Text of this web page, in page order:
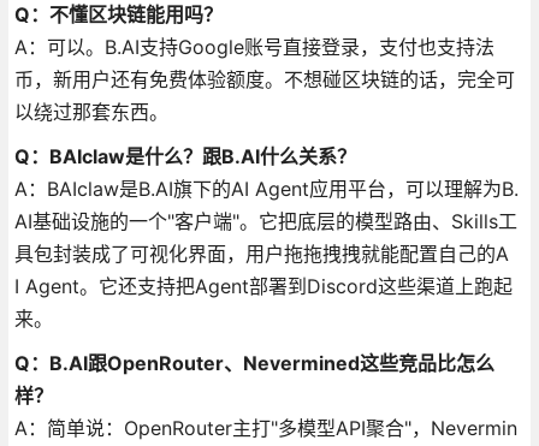
Q：不懂区块链能用吗？
A：可以。B.AI支持Google账号直接登录，支付也支持法
币，新用户还有免费体验额度。不想碰区块链的话，完全可
以绕过那套东西。
Q：BAIclaw是什么？跟B.AI什么关系？
A：BAIclaw是B.AI旗下的AI Agent应用平台，可以理解为B.
AI基础设施的一个"客户端"。它把底层的模型路由、Skills工
具包封装成了可视化界面，用户拖拖拽拽就能配置自己的A
I Agent。它还支持把Agent部署到Discord这些渠道上跑起
来。
Q：B.AI跟OpenRouter、Nevermined这些竞品比怎么
样？
A：简单说：OpenRouter主打"多模型API聚合"，Nevermin